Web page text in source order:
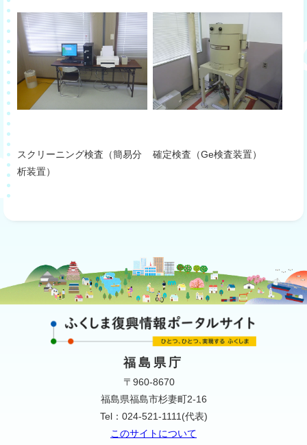
スクリーニング検査（簡易分
析装置）
確定検査（Ge検査装置）
福島県庁
〒960-8670
福島県福島市杉妻町2-16
Tel：024-521-1111(代表)
このサイトについて